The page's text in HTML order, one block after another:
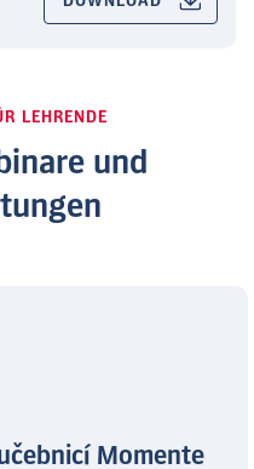
LEHRENDE
und
Momente